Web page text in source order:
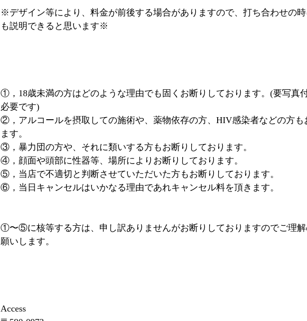
※デザイン等により、料金が前後する場合がありますので、打ち合わせの
も説明できると思います※
①，18歳未満の方はどのような理由でも固くお断りしております。(要写真
必要です)
②，アルコールを摂取しての施術や、薬物依存の方、HIV感染者などの方も
ます。
③，暴力団の方や、それに類いする方もお断りしております。
④，顔面や頭部に性器等、場所によりお断りしております。
⑤，当店で不適切と判断させていただいた方もお断りしております。
⑥，当日キャンセルはいかなる理由であれキャンセル料を頂きます。
①〜⑤に核等する方は、申し訳ありませんがお断りしておりますのでご理
願いします。
Access